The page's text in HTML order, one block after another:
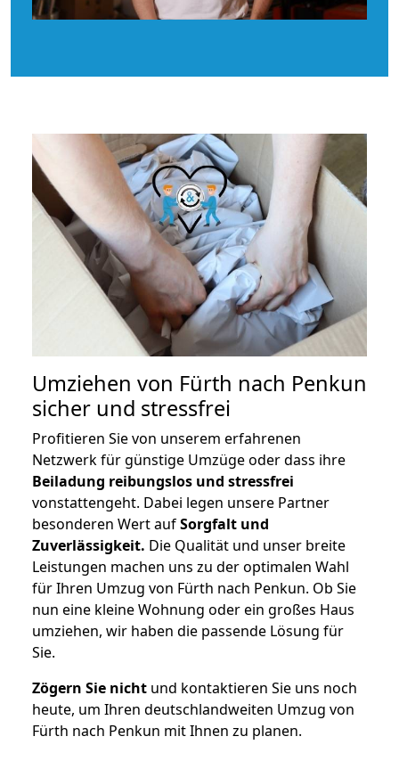
Umziehen von Fürth nach Penkun
sicher und stressfrei
Profitieren Sie von unserem erfahrenen
Netzwerk für günstige Umzüge oder dass ihre
Beiladung reibungslos und stressfrei
vonstattengeht. Dabei legen unsere Partner
besonderen Wert aufSorgfalt und
Zuverlässigkeit. Die Qualität und unser breite
Leistungen machen uns zu der optimalen Wahl
für Ihren Umzug von Fürth nach Penkun. Ob Sie
nun eine kleine Wohnung oder ein großes Haus
umziehen, wir haben die passende Lösung für
Sie.
Zögern Sie nicht und kontaktieren Sie uns noch
heute, um Ihren deutschlandweiten Umzug von
Fürth nach Penkun mit Ihnen zu planen.